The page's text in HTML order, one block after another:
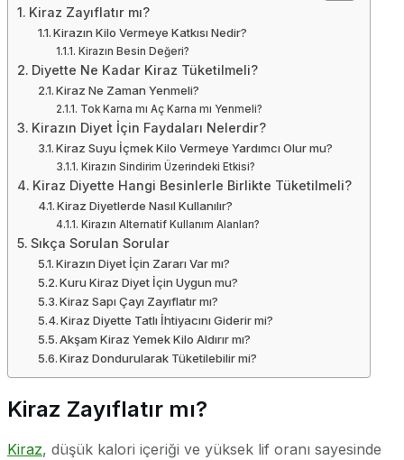
View All Result
Kiraz Zayıflatır mı?
Kirazın Kilo Vermeye Katkısı Nedir?
Kirazın Besin Değeri?
Diyette Ne Kadar Kiraz Tüketilmeli?
Kiraz Ne Zaman Yenmeli?
Tok Karna mı Aç Karna mı Yenmeli?
Kirazın Diyet İçin Faydaları Nelerdir?
Kiraz Suyu İçmek Kilo Vermeye Yardımcı Olur mu?
Kirazın Sindirim Üzerindeki Etkisi?
Kiraz Diyette Hangi Besinlerle Birlikte Tüketilmeli?
Kiraz Diyetlerde Nasıl Kullanılır?
Kirazın Alternatif Kullanım Alanları?
Sıkça Sorulan Sorular
Kirazın Diyet İçin Zararı Var mı?
Kuru Kiraz Diyet İçin Uygun mu?
Kiraz Sapı Çayı Zayıflatır mı?
Kiraz Diyette Tatlı İhtiyacını Giderir mi?
Akşam Kiraz Yemek Kilo Aldırır mı?
Kiraz Dondurularak Tüketilebilir mi?
Kiraz Zayıflatır mı?
Kiraz, düşük kalori içeriği ve yüksek lif oranı sayesinde